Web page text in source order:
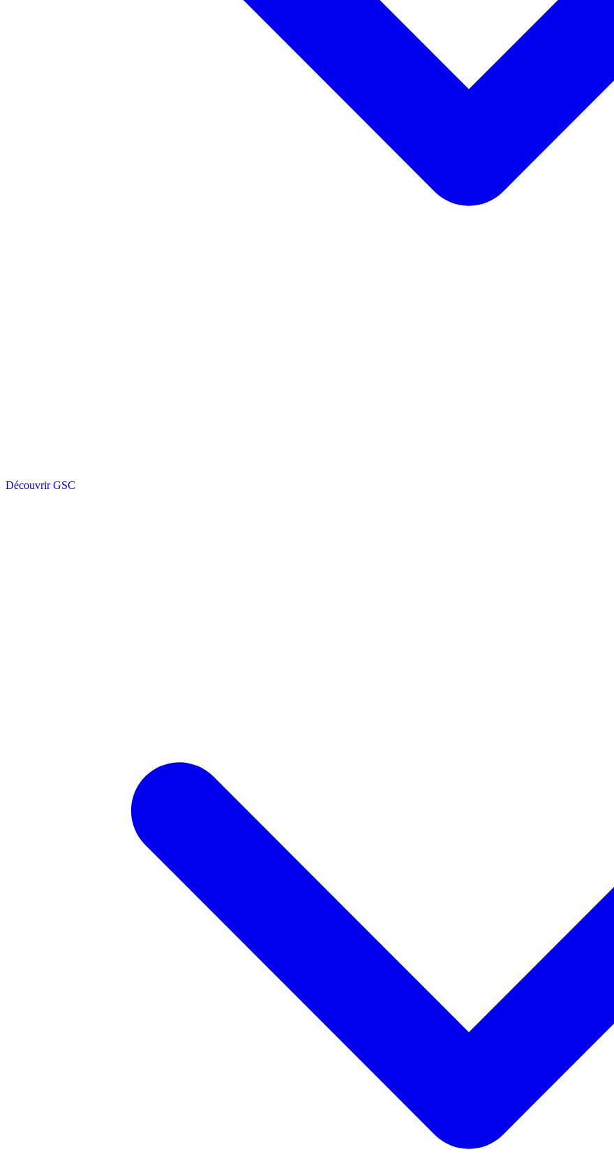
Découvrir GSC